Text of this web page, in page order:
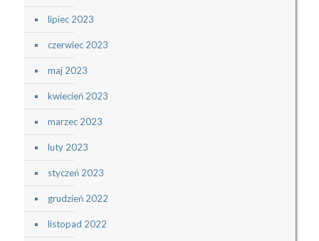
lipiec 2023
czerwiec 2023
maj 2023
kwiecień 2023
marzec 2023
luty 2023
styczeń 2023
grudzień 2022
listopad 2022